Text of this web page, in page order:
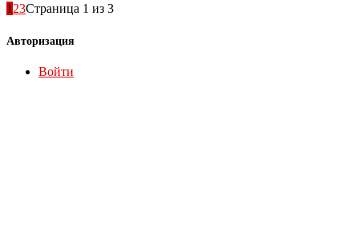
123Страница 1 из 3
Авторизация
Войти